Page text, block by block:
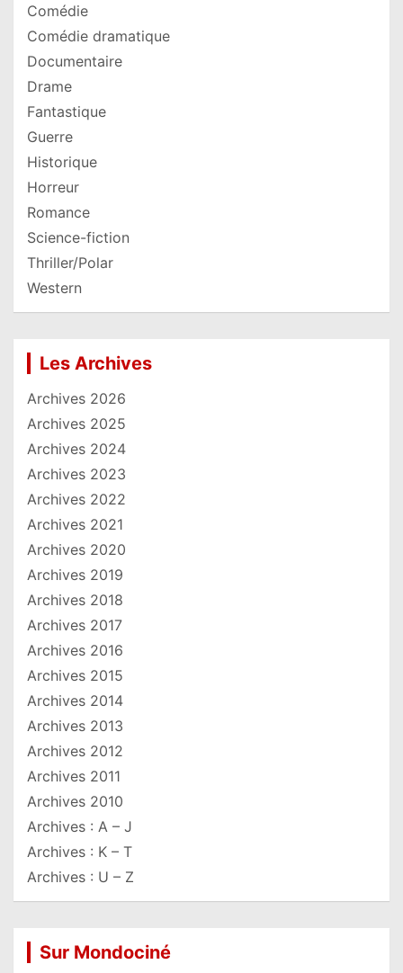
Comédie
Comédie dramatique
Documentaire
Drame
Fantastique
Guerre
Historique
Horreur
Romance
Science-fiction
Thriller/Polar
Western
Les Archives
Archives 2026
Archives 2025
Archives 2024
Archives 2023
Archives 2022
Archives 2021
Archives 2020
Archives 2019
Archives 2018
Archives 2017
Archives 2016
Archives 2015
Archives 2014
Archives 2013
Archives 2012
Archives 2011
Archives 2010
Archives : A – J
Archives : K – T
Archives : U – Z
Sur Mondociné